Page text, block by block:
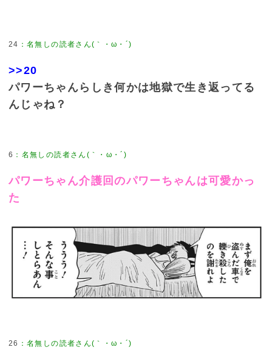
24
>>20
パワーちゃんらしき何かは地獄で生き返ってる
んじゃね？
6
パワーちゃん介護回のパワーちゃんは可愛かっ
た
26